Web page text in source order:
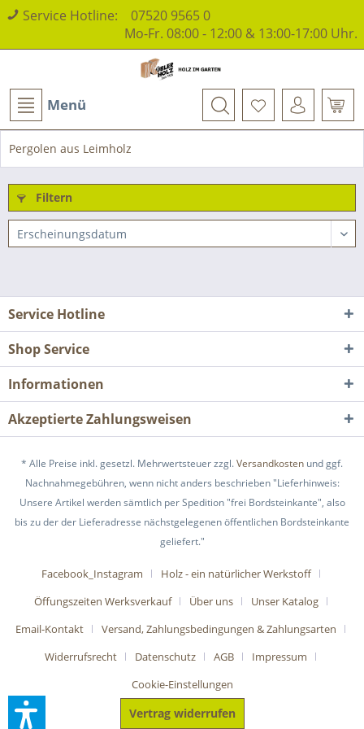
Service Hotline: 07520 9565 0
Mo-Fr. 08:00 - 12:00 & 13:00-17:00 Uhr.
Menü
Pergolen aus Leimholz
Filtern
Service Hotline
Shop Service
Informationen
Akzeptierte Zahlungsweisen
* Alle Preise inkl. gesetzl. Mehrwertsteuer zzgl.Versandkosten und ggf.
Nachnahmegebühren, wenn nicht anders beschrieben "Lieferhinweis:
Unsere Artikel werden sämtlich per Spedition "frei Bordsteinkante", also
bis zu der der Lieferadresse nächstgelegenen öffentlichen Bordsteinkante
geliefert."
Facebook_Instagram
Holz - ein natürlicher Werkstoff
Öffungszeiten Werksverkauf
Über uns
Unser Katalog
Email-Kontakt
Versand, Zahlungsbedingungen & Zahlungsarten
Widerrufsrecht
Datenschutz AGB
Impressum
Cookie-Einstellungen
Vertrag widerrufen